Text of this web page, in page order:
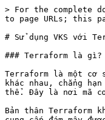
> For the complete documentation index, see [llms.txt](https://docs.greennode.ai/llms.txt). Markdown versions of documentation pages are available by appending `.md` to page URLs; this page is available as [Markdown](https://docs.greennode.ai/vn/vks/su-dung-vks-voi-terraform.md).

# Sử dụng VKS với Terraform

### Terraform là gì?

Terraform là một cơ sở hạ tầng nguồn mở dưới dạng công cụ mã cho phép người dùng quản lý cơ sở hạ tầng của họ một cách dễ dàng và hiệu quả trên các nền tảng đám mây khác nhau, chẳng hạn như GreenNode, AWS, Google Cloud và Azure. Máy chủ Terraform đề cập đến phiên bản của công cụ Terraform đang chạy trên một máy chủ hoặc máy cụ thể. Đây là nơi mã cơ sở hạ tầng được viết và thực thi, cho phép người dùng tạo, sửa đổi và hủy tài nguyên trên nền tảng đám mây.

Bản thân Terraform không có giao diện người dùng đồ họa, thay vào đó người dùng tương tác với nó bằng giao diện dòng lệnh. Terraform yêu cầu tài khoản và khóa của nhà cung cấp đám mây được định cấu hình cùng với tệp cấu hình Terraform để thực thi cơ sở hạ tầng dưới dạng mã. Ngoài ra, Terraform có thể hoạt động trong môi trường nhóm nơi nhiều người dùng có thể cộng tác trên cùng một cơ sở mã cơ sở hạ tầng,